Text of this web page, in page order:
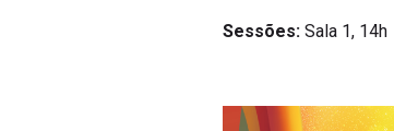
Sessões: Sala 1, 14h